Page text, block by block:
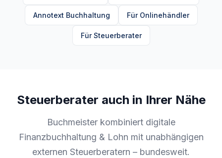
Annotext Buchhaltung Für Onlinehändler
Für Steuerberater
Steuerberater auch in Ihrer Nähe
Buchmeister kombiniert digitale
Finanzbuchhaltung & Lohn mit unabhängigen
externen Steuerberatern – bundesweit.